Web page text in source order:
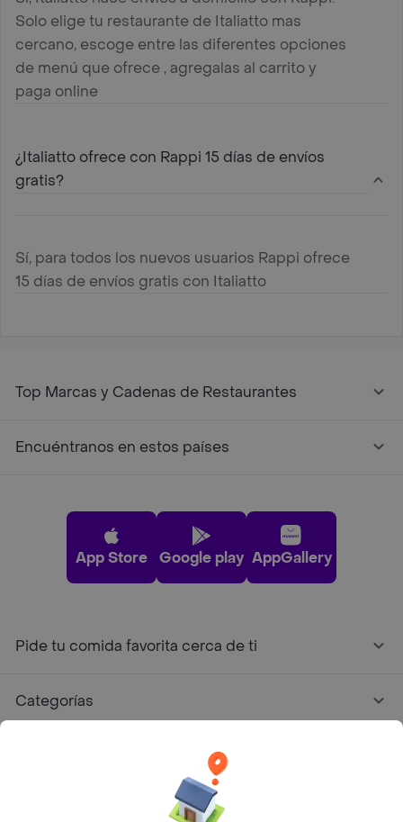
Solo elige tu restaurante de Italiatto mas
cercano, escoge entre las diferentes opciones
de menú que ofrece , agregalas al carrito y
paga online
¿Italiatto ofrece con Rappi 15 días de envíos
gratis?
Sí, para todos los nuevos usuarios Rappi ofrece
15 días de envíos gratis con Italiatto
Top Marcas y Cadenas de Restaurantes
Encuéntranos en estos países
App Store Google play AppGallery
Pide tu comida favorita cerca de ti
Categorías